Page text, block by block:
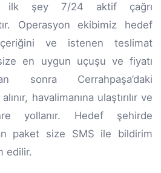
ilk şey 7/24 aktif çağrı
Operasyon ekibimiz hedef
ve istenen teslimat
en uygun uçuşu ve fiyatı
sonra Cerrahpaşa’daki
havalimanına ulaştırılır ve
yollanır. Hedef şehirde
paket size SMS ile bildirim
edilir.